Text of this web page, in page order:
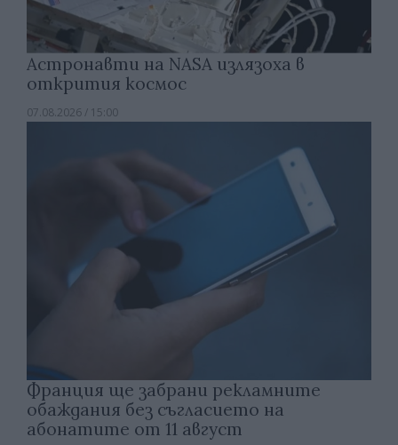
Астронавти на NASA излязоха в
открития космос
07.08.2026 / 15:00
Франция ще забрани рекламните
обаждания без съгласието на
абонатите от 11 август